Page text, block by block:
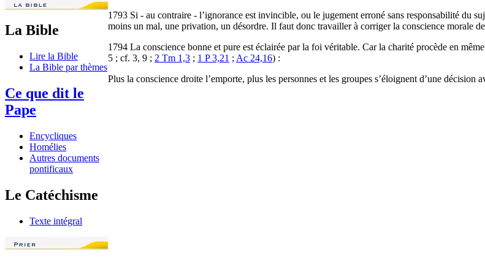
La Bible
Lire la Bible
La Bible par thèmes
Ce que dit le
Pape
Encycliques
Homélies
Autres documents
pontificaux
Le Catéchisme
Texte intégral
1793 Si - au contraire - l’ignorance est invincible, ou le jugement erroné sans responsabilité du
moins un mal, une privation, un désordre. Il faut donc travailler à corriger la conscience morale de
1794 La conscience bonne et pure est éclairée par la foi véritable. Car la charité procède en
5 ; cf. 3, 9 ; 2 Tm 1,3 ; 1 P 3,21 ; Ac 24,16) :
Plus la conscience droite l’emporte, plus les personnes et les groupes s’éloignent d’une